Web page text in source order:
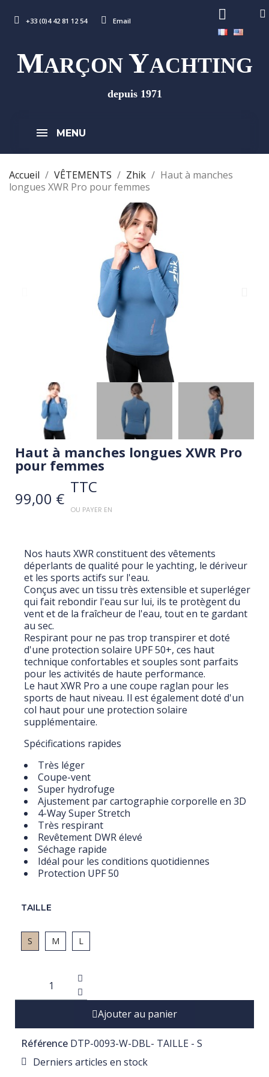
+33 (0)4 42 81 12 54 Email
MARÇON YACHTING
depuis 1971
MENU
Accueil VÊTEMENTS Zhik
Haut à manches
longues XWR Pro pour femmes
Haut à manches longues XWR Pro
pour femmes
99,00 €
TTC
OU PAYER EN
Nos hauts XWR constituent des vêtements
déperlants de qualité pour le yachting, le dériveur
et les sports actifs sur l'eau.
Conçus avec un tissu très extensible et superléger
qui fait rebondir l'eau sur lui, ils te protègent du
vent et de la fraîcheur de l'eau, tout en te gardant
au sec.
Respirant pour ne pas trop transpirer et doté
d'une protection solaire UPF 50+, ces haut
technique confortables et souples sont parfaits
pour les activités de haute performance.
Le haut XWR Pro a une coupe raglan pour les
sports de haut niveau. Il est également doté d'un
col haut pour une protection solaire
supplémentaire.
Spécifications rapides
Très léger
Coupe-vent
Super hydrofuge
Ajustement par cartographie corporelle en 3D
4-Way Super Stretch
Très respirant
Revêtement DWR élevé
Séchage rapide
Idéal pour les conditions quotidiennes
Protection UPF 50
TAILLE
S M L
Ajouter au panier
Référence DTP-0093-W-DBL- TAILLE - S
Derniers articles en stock